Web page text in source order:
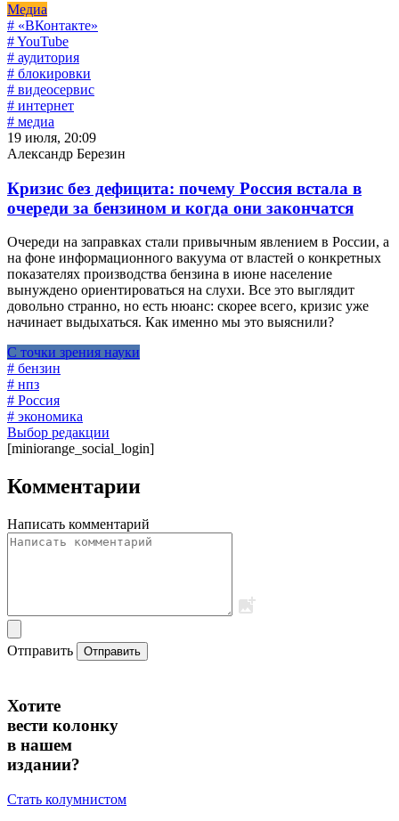
Медиа
# «ВКонтакте»
# YouTube
# аудитория
# блокировки
# видеосервис
# интернет
# медиа
19 июля, 20:09
Александр Березин
Кризис без дефицита: почему Россия встала в
очереди за бензином и когда они закончатся
Очереди на заправках стали привычным явлением в России, а
на фоне информационного вакуума от властей о конкретных
показателях производства бензина в июне население
вынуждено ориентироваться на слухи. Все это выглядит
довольно странно, но есть нюанс: скорее всего, кризис уже
начинает выдыхаться. Как именно мы это выяснили?
С точки зрения науки
# бензин
# нпз
# Россия
# экономика
Выбор редакции
[miniorange_social_login]
Комментарии
Написать комментарий
Отправить Отправить
Хотите
вести колонку
в нашем
издании?
Стать колумнистом